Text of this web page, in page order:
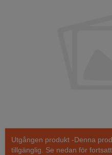
Utgången produkt -Denna
tillgänglig. Se nedan för